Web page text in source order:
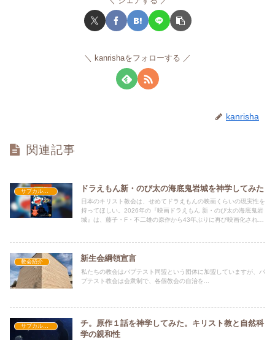
kanrishaをフォローする
kanrisha
関連記事
ドラえもん新・のび太の海底鬼岩城を神学してみた
日本のキリスト教会は、せめてドラえもんの映画くらいの現実性を
持ってほしい。2026年の『映画ドラえもん 新・のび太の海底鬼岩
城』は、藤子・F・不二雄の原作から43年ぶりに再び映画化された
教会紹介 新生会綱領宣言
私たちの教会はバプテスト同盟という団体に加盟していますが、バ
プテスト教会は会衆制で、各個教会の自治を...
サブカルを神学してみた
チ。原作１話を神学してみた。キリスト教と自然科
学の親和性